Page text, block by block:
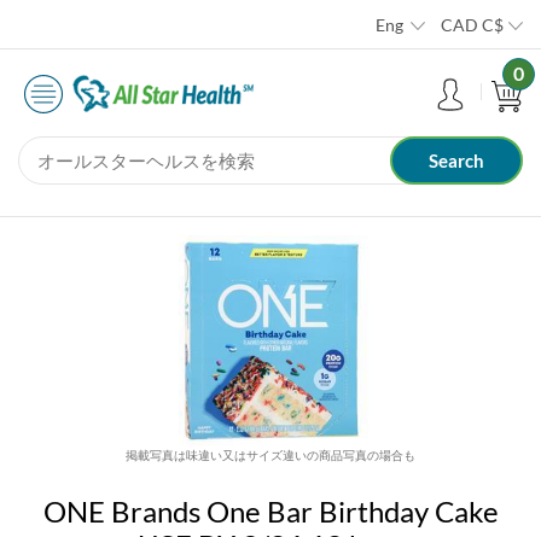
Eng CAD C$
0
掲載写真は味違い又はサイズ違いの商品写真の場合も
ONE Brands One Bar Birthday Cake